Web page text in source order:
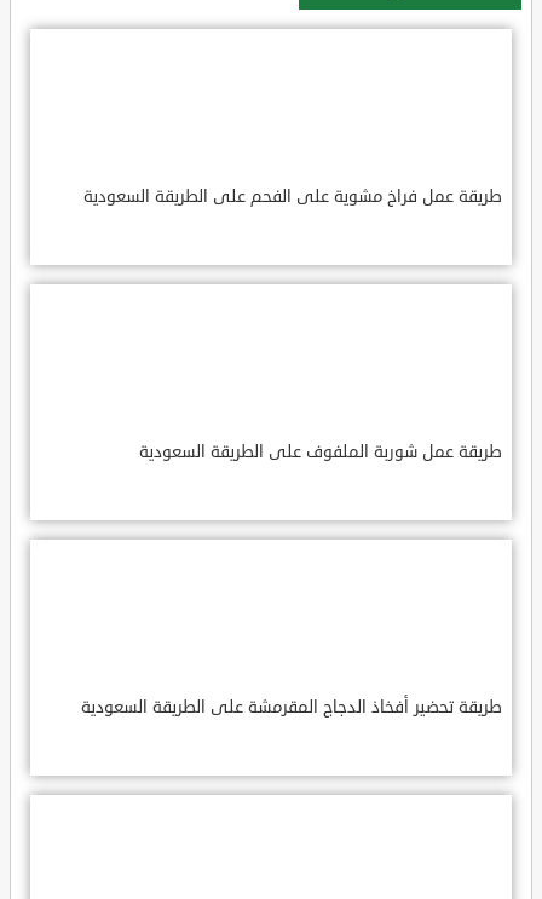
طريقة عمل فراخ مشوية على الفحم على الطريقة السعودية
طريقة عمل شوربة الملفوف على الطريقة السعودية
طريقة تحضير أفخاذ الدجاج المقرمشة على الطريقة السعودية